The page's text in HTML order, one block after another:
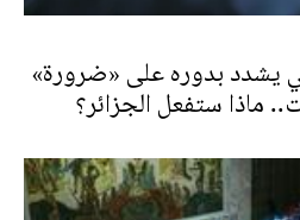
يشدد بدوره على «ضرورة»
ماذا ستفعل الجزائر؟